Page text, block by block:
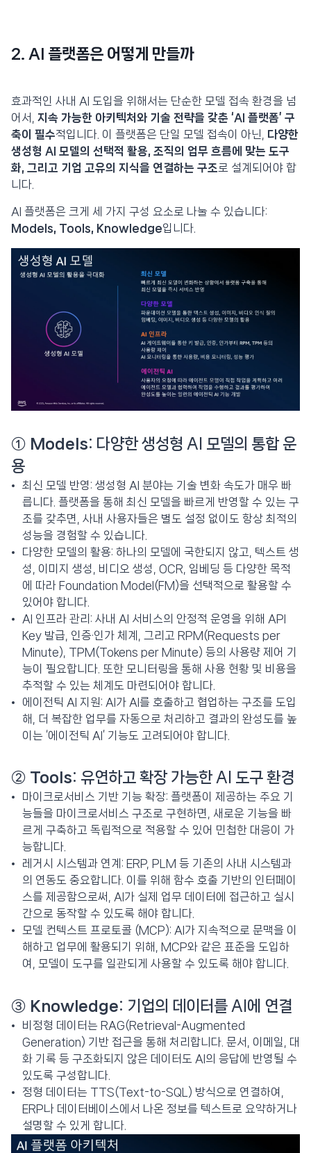
2. AI 플랫폼은 어떻게 만들까
효과적인 사내 AI 도입을 위해서는 단순한 모델 접속 환경을 넘
어서, 지속 가능한 아키텍처와 기술 전략을 갖춘 ‘AI 플랫폼’ 구
축이 필수적입니다. 이 플랫폼은 단일 모델 접속이 아닌,
다양한
생성형 AI 모델의 선택적 활용, 조직의 업무 흐름에 맞는 도구
화, 그리고 기업 고유의 지식을 연결하는 구조 로 설계되어야 합
니다.
AI 플랫폼은 크게 세 가지 구성 요소로 나눌 수 있습니다:
Models, Tools, Knowledge입니다.
① Models: 다양한 생성형 AI 모델의 통합 운
용
최신 모델 반영: 생성형 AI 분야는 기술 변화 속도가 매우 빠
릅니다. 플랫폼을 통해 최신 모델을 빠르게 반영할 수 있는 구
조를 갖추면, 사내 사용자들은 별도 설정 없이도 항상 최적의
성능을 경험할 수 있습니다.
다양한 모델의 활용: 하나의 모델에 국한되지 않고, 텍스트 생
성, 이미지 생성, 비디오 생성, OCR, 임베딩 등 다양한 목적
에 따라 Foundation Model(FM)을 선택적으로 활용할 수
있어야 합니다.
AI 인프라 관리: 사내 AI 서비스의 안정적 운영을 위해 API
Key 발급, 인증·인가 체계, 그리고 RPM(Requests per
Minute), TPM(Tokens per Minute) 등의 사용량 제어 기
능이 필요합니다. 또한 모니터링을 통해 사용 현황 및 비용을
추적할 수 있는 체계도 마련되어야 합니다.
에이전틱 AI 지원: AI가 AI를 호출하고 협업하는 구조를 도입
해, 더 복잡한 업무를 자동으로 처리하고 결과의 완성도를 높
이는 ‘에이전틱 AI’ 기능도 고려되어야 합니다.
② Tools: 유연하고 확장 가능한 AI 도구 환경
마이크로서비스 기반 기능 확장: 플랫폼이 제공하는 주요 기
능들을 마이크로서비스 구조로 구현하면, 새로운 기능을 빠
르게 구축하고 독립적으로 적용할 수 있어 민첩한 대응이 가
능합니다.
레거시 시스템과 연계: ERP, PLM 등 기존의 사내 시스템과
의 연동도 중요합니다. 이를 위해 함수 호출 기반의 인터페이
스를 제공함으로써, AI가 실제 업무 데이터에 접근하고 실시
간으로 동작할 수 있도록 해야 합니다.
모델 컨텍스트 프로토콜 (MCP): AI가 지속적으로 문맥을 이
해하고 업무에 활용되기 위해, MCP와 같은 표준을 도입하
여, 모델이 도구를 일관되게 사용할 수 있도록 해야 합니다.
③ Knowledge: 기업의 데이터를 AI에 연결
비정형 데이터는 RAG(Retrieval-Augmented
Generation) 기반 접근을 통해 처리합니다. 문서, 이메일, 대
화 기록 등 구조화되지 않은 데이터도 AI의 응답에 반영될 수
있도록 구성합니다.
정형 데이터는 TTS(Text-to-SQL) 방식으로 연결하여,
ERP나 데이터베이스에서 나온 정보를 텍스트로 요약하거나
설명할 수 있게 합니다.